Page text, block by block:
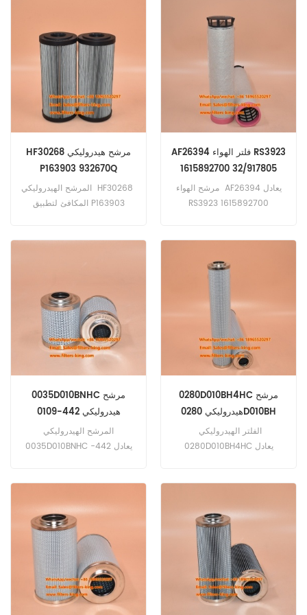
Hyundai، John Deere،
HF30268 مرشح هيدروليكي
P163903 932670Q
HC9700FDS9H
V4051B3C10
المرشح الهيدروليكي HF30268
المكافئ لتطبيق P163903
AF26394 فلتر الهواء RS3923
1615892700 32/917805
AZ55541 01180871
مرشح الهواء AF26394 يعادل
RS3923 1615892700
JC Bamford والرافعات
0035D010BNHC مرشح
هيدروليكي 442-0109
15035179 PT23088-MPG
31LM-10310
المرشح الهيدروليكي
0035D010BNHC يعادل 442-
Fiat، Hyundai، JCB، Krone،
Yanmar، Volvo.
0280D010BH4HC مرشح
هيدروليكي 0280D010BH
1253082 425836 SH75138
HY13091
الفلتر الهيدروليكي
0280D010BH4HC يعادل
2000 Silvator 2000،
Gottwald G6401 G6402.